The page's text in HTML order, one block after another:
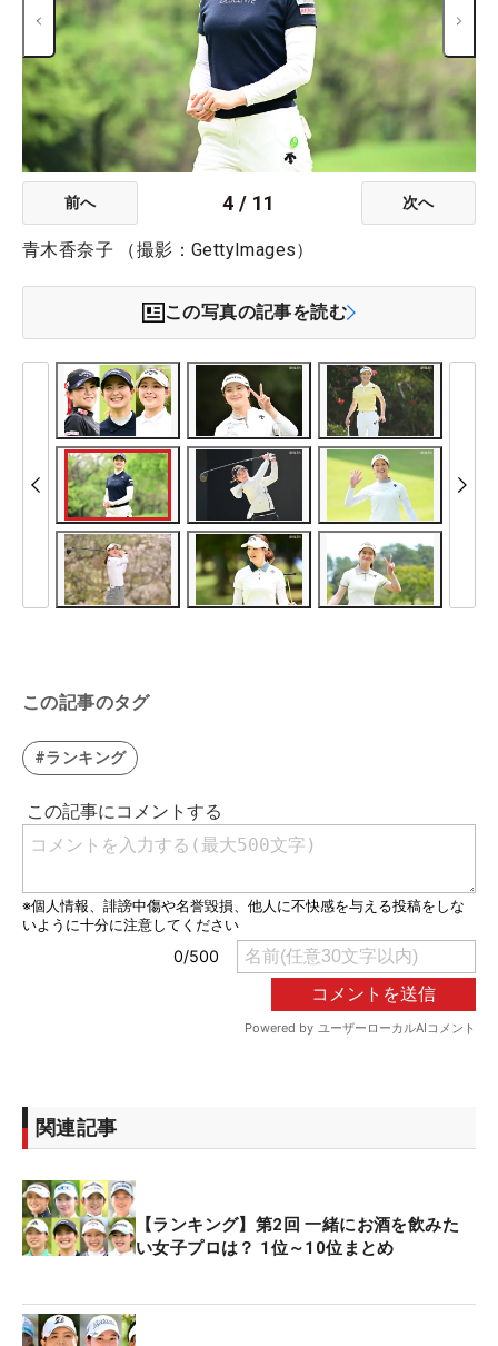
前へ 4 / 11 次へ
青木香奈子 （撮影：GettyImages）
この写真の記事を読む
この記事のタグ
#ランキング
関連記事
【ランキング】第2回 一緒にお酒を飲みた
い女子プロは？ 1位～10位まとめ